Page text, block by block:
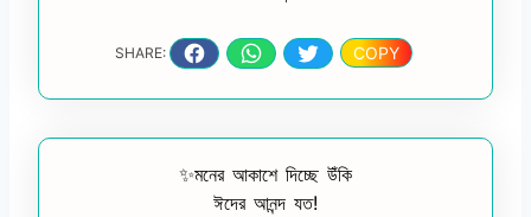
SHARE: COPY
✨মনের আকাশে দিচ্ছে উঁকি
ঈদের আনন্দ যত!